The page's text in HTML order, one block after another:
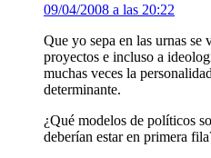
09/04/2008 a las 20:22
Que yo sepa en las urnas
proyectos e incluso a
muchas veces la
determinante.
¿Qué modelos de políticos
deberían estar en primera